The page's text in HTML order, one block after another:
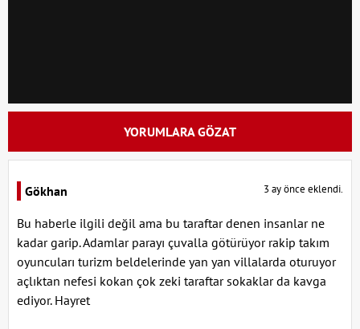
YORUMLARA GÖZAT
Gökhan 3 ay önce eklendi.
Bu haberle ilgili değil ama bu taraftar denen insanlar ne
kadar garip. Adamlar parayı çuvalla götürüyor rakip takım
oyuncuları turizm beldelerinde yan yan villalarda oturuyor
açlıktan nefesi kokan çok zeki taraftar sokaklar da kavga
ediyor. Hayret